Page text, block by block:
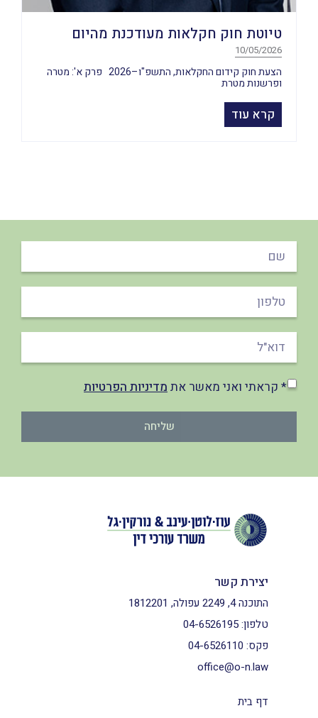
טיוטת חוק חקלאות מעודכנת מהיום
10/05/2026
הצעת חוק קידום החקלאות, התשפ"ו–2026 פרק א': מטרה
ופרשנות מטרת
קרא עוד
* קראתי ואני מאשר אתמדיניות הפרטיות
שליחה
דף בית
יצירת קשר
התוכנה 4, 2249 עפולה, 1812201
טלפון:04-6526195
פקס: 04-6526110
office@o-n.law